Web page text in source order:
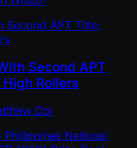
Second APT
Rollers
Ooi